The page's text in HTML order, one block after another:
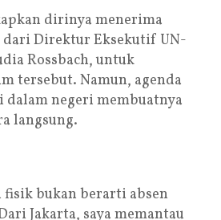
dirinya menerima
dari Direktur Eksekutif UN-
Rossbach, untuk
tersebut. Namun, agenda
negeri membuatnya
langsung.
fisik bukan berarti absen
Jakarta, saya memantau